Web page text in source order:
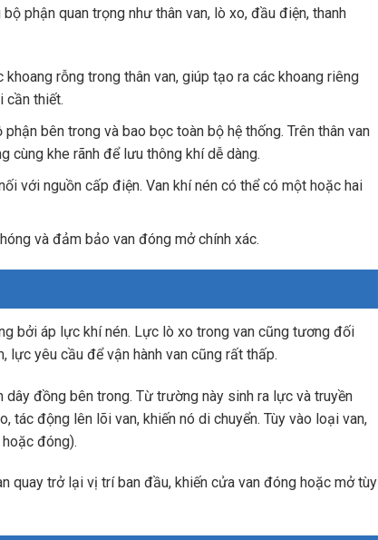
phận quan trọng như thân van, lò xo, đầu điện, thanh
rỗng trong thân van, giúp tạo ra các khoang riêng
cần thiết.
bên trong và bao bọc toàn bộ hệ thống. Trên thân van
cùng khe rãnh để lưu thông khí dễ dàng.
với nguồn cấp điện. Van khí nén có thể có một hoặc hai
và đảm bảo van đóng mở chính xác.
bởi áp lực khí nén. Lực lò xo trong van cũng tương đối
lực yêu cầu để vận hành van cũng rất thấp.
đồng bên trong. Từ trường này sinh ra lực và truyền
động lên lõi van, khiến nó di chuyển. Tùy vào loại van,
đóng).
quay trở lại vị trí ban đầu, khiến cửa van đóng hoặc mở tùy